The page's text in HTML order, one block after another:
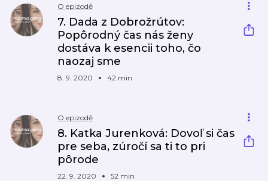
O epizodě
7. Dada z Dobrožrútov:
Popôrodný čas nás ženy
dostáva k esencii toho, čo
naozaj sme
8. 9. 2020 42 min
O epizodě
8. Katka Jurenková: Dovoľ si čas
pre seba, zúročí sa ti to pri
pôrode
22. 9. 2020 52 min